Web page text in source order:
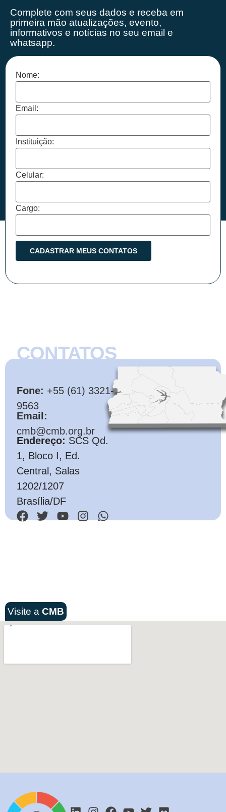
Complete com seus dados e receba em
primeira mão atualizações, evento,
informativos e notícias no seu email e
whatsapp.
Nome:
Email:
Instituição:
Celular:
Cargo:
CONTATOS
Fone: +55 (61) 3321-
9563
Email:
cmb@cmb.org.br
Endereço: SCS Qd.
1, Bloco I, Ed.
Central, Salas
1202/1207
Brasília/DF
Visite a CMB